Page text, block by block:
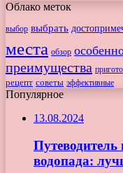
Облако меток
выбор выбрать
места обзор
преимущества
рецепт советы эффективные
Популярное
13.08.2024
водопада: